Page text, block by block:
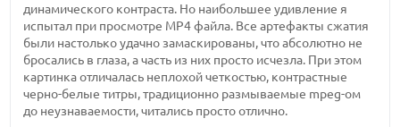
динамического контраста. Но наибольшее удивление я
испытал при просмотре MP4 файла. Все артефакты сжатия
были настолько удачно замаскированы, что абсолютно не
бросались в глаза, а часть из них просто исчезла. При этом
картинка отличалась неплохой четкостью, контрастные
черно-белые титры, традиционно размываемые mpeg-ом
до неузнаваемости, читались просто отлично.